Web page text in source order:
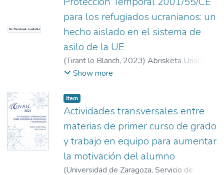
No Thumbnail Available
para los refugiados ucranianos: un
hecho aislado en el sistema de
asilo de la UE
(Tirant lo Blanch, 2023) Abrisketa Uriarte,
JoanaShow more
Item
Actividades transversales entre
materias de primer curso de grado
y trabajo en equipo para aumentar
la motivación del alumno
(Universidad de Zaragoza, Servicio de